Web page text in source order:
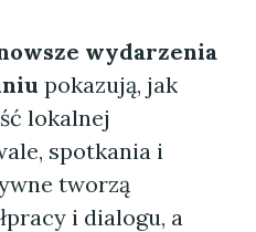
wydarzenia
pokazują, jak
lokalnej
spotkania i
tworzą
i dialogu, a